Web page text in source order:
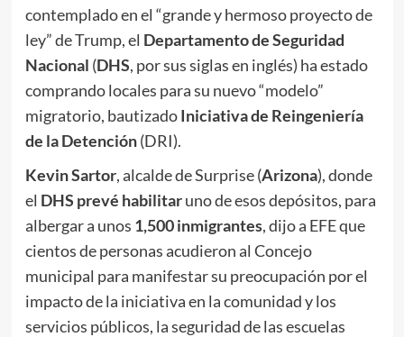
contemplado en el “grande y hermoso proyecto de
ley” de Trump, el Departamento de Seguridad
Nacional (DHS, por sus siglas en inglés) ha estado
comprando locales para su nuevo “modelo”
migratorio, bautizadoIniciativa de Reingeniería
de la Detención(DRI).
Kevin Sartor, alcalde de Surprise (Arizona), donde
el DHS prevé habilitaruno de esos depósitos, para
albergar a unos 1,500 inmigrantes, dijo a EFE que
cientos de personas acudieron al Concejo
municipal para manifestar su preocupación por el
impacto de la iniciativa en la comunidad y los
servicios públicos, la seguridad de las escuelas